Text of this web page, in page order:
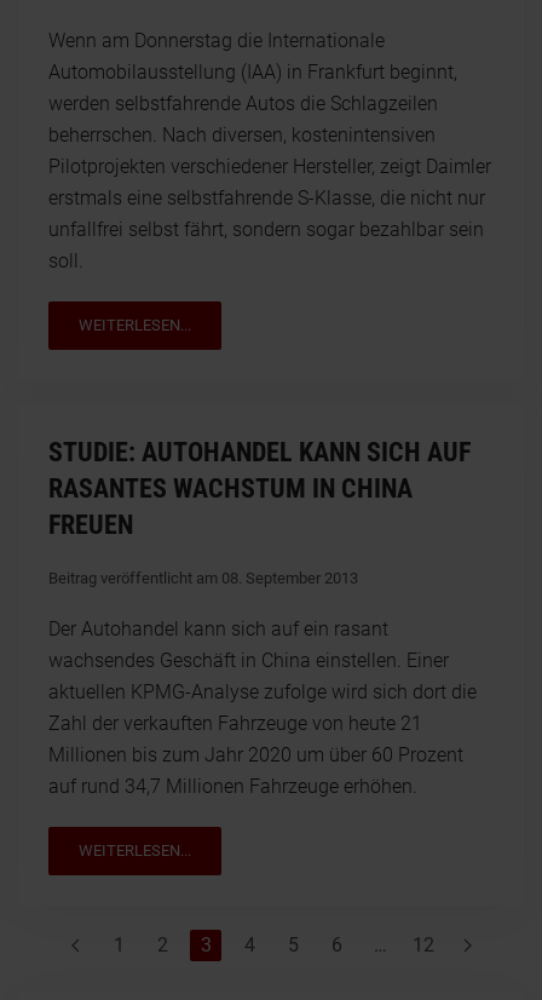
Wenn am Donnerstag die Internationale
Automobilausstellung (IAA) in Frankfurt beginnt,
werden selbstfahrende Autos die Schlagzeilen
beherrschen. Nach diversen, kostenintensiven
Pilotprojekten verschiedener Hersteller, zeigt Daimler
erstmals eine selbstfahrende S-Klasse, die nicht nur
unfallfrei selbst fährt, sondern sogar bezahlbar sein
soll.
WEITERLESEN...
STUDIE: AUTOHANDEL KANN SICH AUF
RASANTES WACHSTUM IN CHINA
FREUEN
Beitrag veröffentlicht am 08. September 2013
Der Autohandel kann sich auf ein rasant
wachsendes Geschäft in China einstellen. Einer
aktuellen KPMG-Analyse zufolge wird sich dort die
Zahl der verkauften Fahrzeuge von heute 21
Millionen bis zum Jahr 2020 um über 60 Prozent
auf rund 34,7 Millionen Fahrzeuge erhöhen.
WEITERLESEN...
1 2 3 4 5 6 … 12